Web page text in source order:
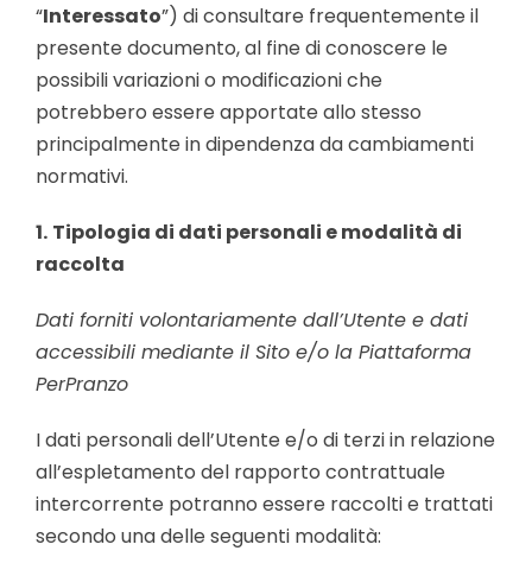
“Interessato”) di consultare frequentemente il
presente documento, al fine di conoscere le
possibili variazioni o modificazioni che
potrebbero essere apportate allo stesso
principalmente in dipendenza da cambiamenti
normativi.
1. Tipologia di dati personali e modalità di
raccolta
Dati forniti volontariamente dall’Utente e dati
accessibili mediante il Sito e/o la Piattaforma
PerPranzo
I dati personali dell’Utente e/o di terzi in relazione
all’espletamento del rapporto contrattuale
intercorrente potranno essere raccolti e trattati
secondo una delle seguenti modalità: